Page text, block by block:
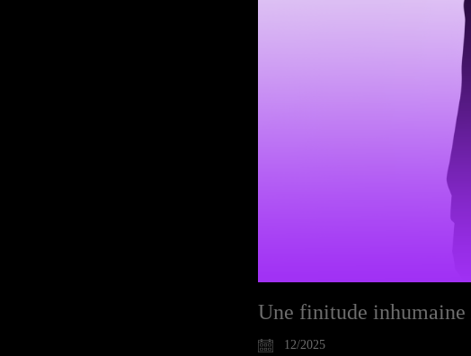
Une finitude
12/2025